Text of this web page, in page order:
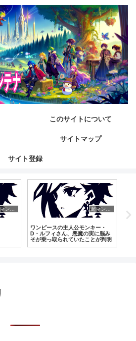
このサイトについて
サイトマップ
サイト登録
ワンピースの主人公モンキー・
D・ルフィさん、悪魔の実に脳み
そが乗っ取られていたことが判明